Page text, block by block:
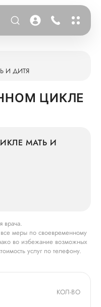
И ДИТЯ
ЦИКЛЕ
КОЛ-ВО
МАТЬ И
врача.
меры по своевременному
во избежание возможных
услуг по телефону.